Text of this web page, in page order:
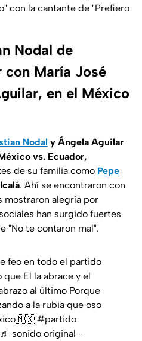
con la cantante de "Prefiero
Nodal de
María José
en el México
Nodal y Ángela Aguilar
vs. Ecuador,
de su familia como Pepe
. Ahí se encontraron con
mostraron alegría por
han surgido fuertes
"No te contaron mal".
feo en todo el partido
El la abrace y el
al último Porque
a la rubia que oso
#partido
♬ sonido original -